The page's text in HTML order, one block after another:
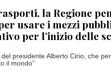
la Regione
usare i mezzi
per l’inizio delle
del presidente Alberto Cirio, che
il mondo”